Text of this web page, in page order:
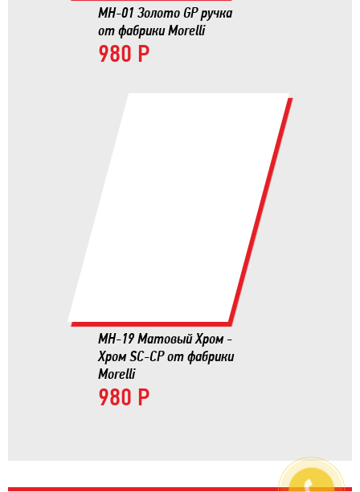
MH-01 Золото GP ручка
от фабрики Morelli
980 Р
MH-19 Матовый Хром -
Хром SC-CP от фабрики
Morelli
980 Р